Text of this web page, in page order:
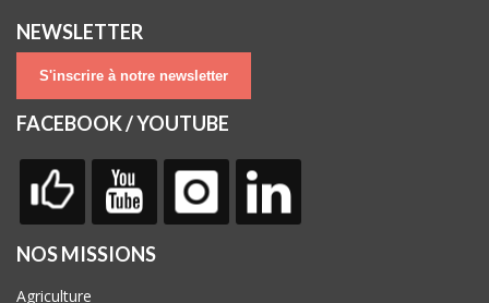
NEWSLETTER
S'inscrire à notre newsletter
FACEBOOK / YOUTUBE
NOS MISSIONS
Agriculture